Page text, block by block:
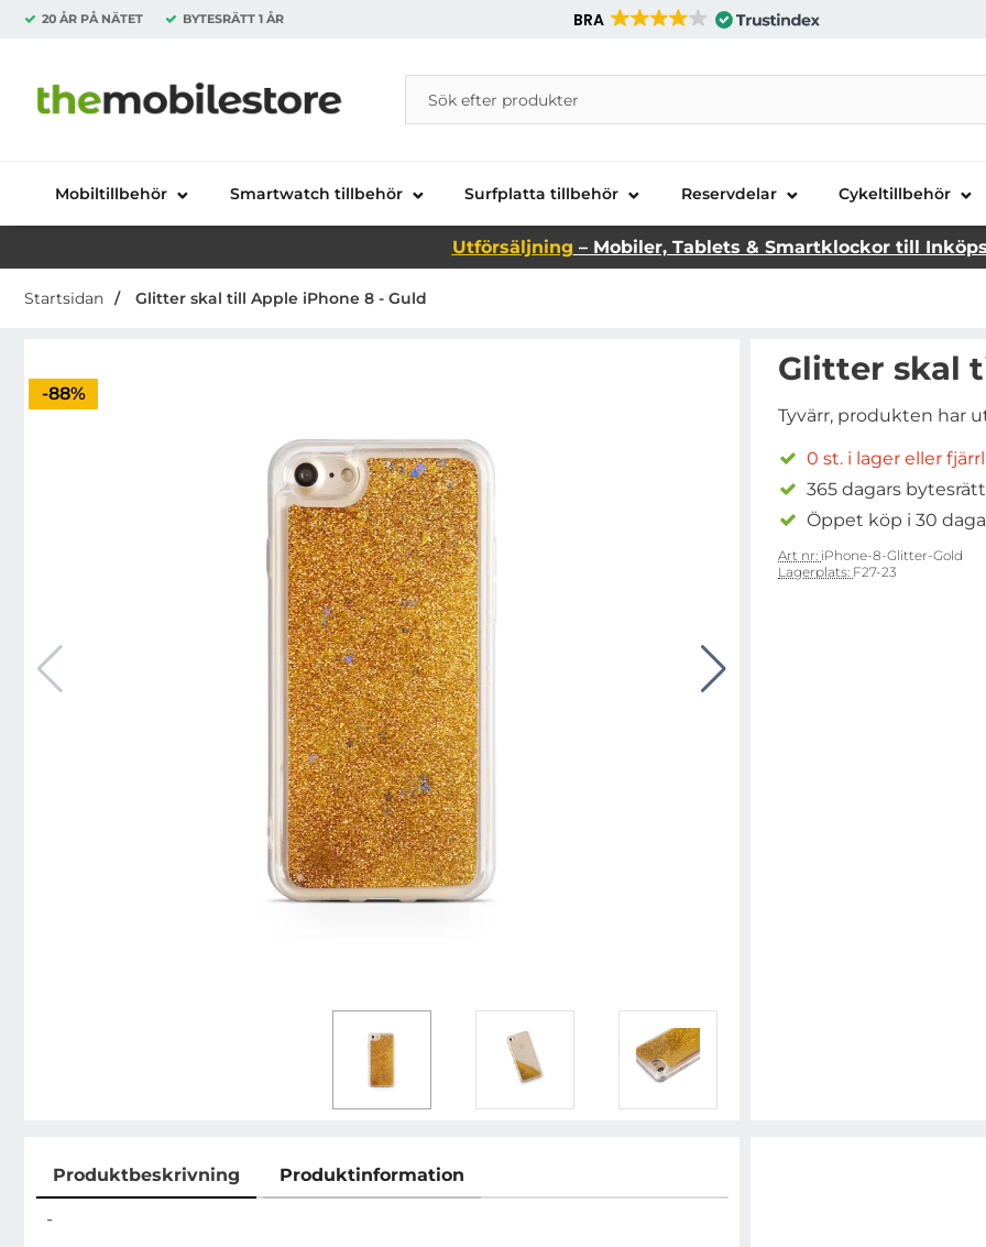
20 ÅR PÅ NÄTET BYTESRÄTT 1 ÅR BRA
Startsidan för Danira Telecom AB
Sök
Sök på Danira Telecom AB
Mobiltillbehör Smartwatch tillbehör Surfplatta tillbehör Reservdelar Cykeltillbehör
Utförsäljning – Mobiler, Tablets & Smartklockor till
Startsidan Glitter skal till Apple iPhone 8 - Guld
Priset är nedsatt med
-88%
Glitter skal
Tyvärr, produkten har
0 st. i lager eller
365 dagars bytesrätt
Öppet köp i 30
Art nr: iPhone-8-Glitter-Gold
Lagerplats: F27-23
Produktbeskrivning Produktinformation
Produktbeskrivning
-